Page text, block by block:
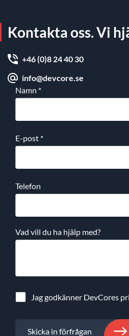
Kontakta oss. Vi
+46 (0)8 24 40 30
info@devcore.se
Namn *
E-post *
Telefon
Vad vill du ha hjälp med?
Jag godkänner DevCores
Skicka in förfrågan